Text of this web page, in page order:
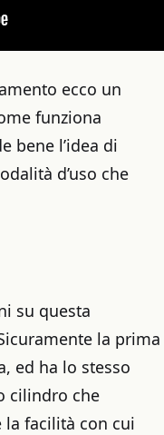
ecco un
funziona
bene l’idea di
d’uso che
su questa
la prima
ed ha lo stesso
cilindro che
la facilità con cui